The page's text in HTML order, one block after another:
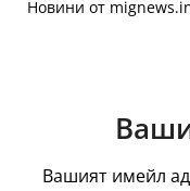
Новини от
Вашият имейл